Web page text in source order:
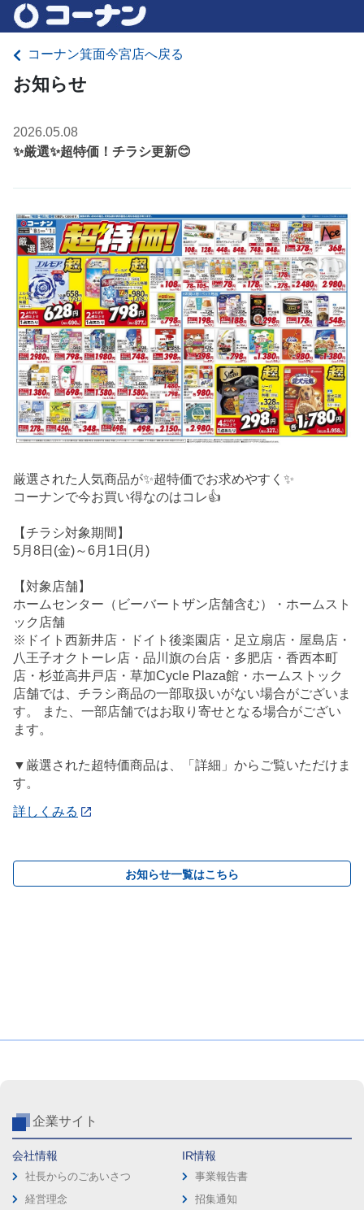
コーナン箕面今宮店へ戻る
お知らせ
2026.05.08
✨厳選✨超特価！チラシ更新😊
厳選された人気商品が✨超特価でお求めやすく✨
コーナンで今お買い得なのはコレ👍
【チラシ対象期間】
5月8日(金)～6月1日(月)
【対象店舗】
ホームセンター（ビーバートザン店舗含む）・ホームスト
ック店舗
※ドイト西新井店・ドイト後楽園店・足立扇店・屋島店・
八王子オクトーレ店・品川旗の台店・多肥店・香西本町
店・杉並高井戸店・草加Cycle Plaza館・ホームストック
店舗では、チラシ商品の一部取扱いがない場合がございま
す。 また、一部店舗ではお取り寄せとなる場合がござい
ます。
▼厳選された超特価商品は、「詳細」からご覧いただけま
す。
詳しくみる
お知らせ一覧はこちら
企業サイト
会社情報
社長からのごあいさつ
経営理念
IR情報
事業報告書
招集通知